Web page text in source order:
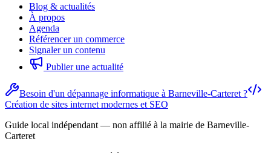
Blog & actualités
À propos
Agenda
Référencer un commerce
Signaler un contenu
Publier une actualité
Besoin d'un dépannage informatique à Barneville-Carteret ?
Création de sites internet modernes et SEO
Guide local indépendant — non affilié à la mairie de Barneville-
Carteret